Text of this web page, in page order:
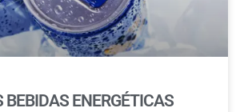
BEBIDAS ENERGÉTICAS